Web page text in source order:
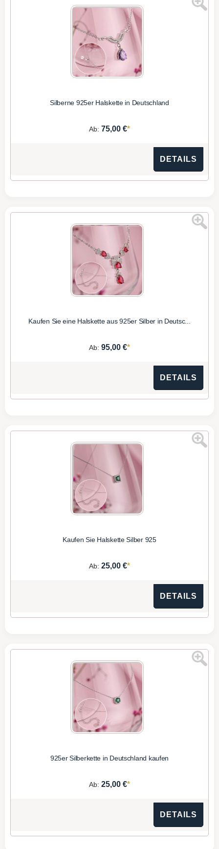
Silberne 925er Halskette in Deutschland
Ab: 75,00 €*
DETAILS
Kaufen Sie eine Halskette aus 925er Silber in Deutsc...
Ab: 95,00 €*
DETAILS
Kaufen Sie Halskette Silber 925
Ab: 25,00 €*
DETAILS
925er Silberkette in Deutschland kaufen
Ab: 25,00 €*
DETAILS